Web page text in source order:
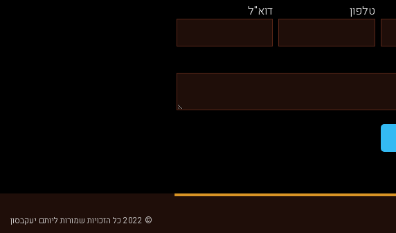
טלפון דוא"ל
© 2022 כל הזכויות שמורות ליותם יעקבסון